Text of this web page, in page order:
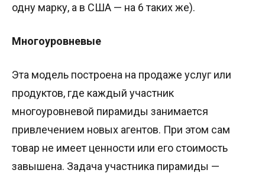
одну марку, а в США — на 6 таких же).
Многоуровневые
Эта модель построена на продаже услуг или
продуктов, где каждый участник
многоуровневой пирамиды занимается
привлечением новых агентов. При этом сам
товар не имеет ценности или его стоимость
завышена. Задача участника пирамиды —